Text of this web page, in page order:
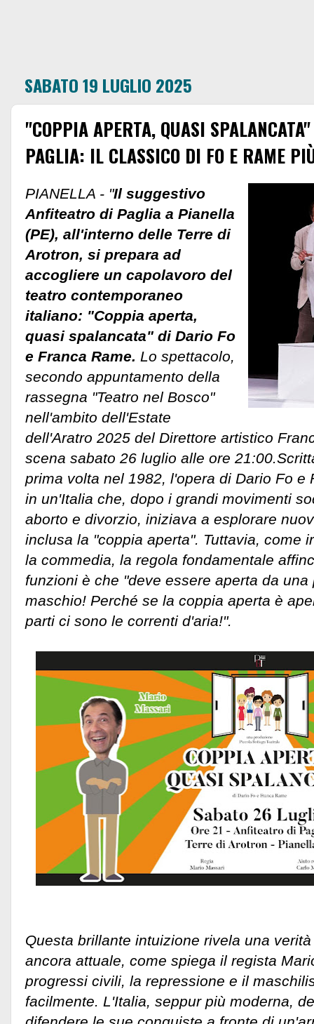
SABATO 19 LUGLIO 2025
"COPPIA APERTA, QUASI
PAGLIA: IL CLASSICO DI FO E RAME
PIANELLA - "Il suggestivo
Anfiteatro di Paglia a Pianella
(PE), all'interno delle Terre di
Arotron, si prepara ad
accogliere un capolavoro del
teatro contemporaneo
italiano: "Coppia aperta,
quasi spalancata" di Dario Fo
e Franca Rame. Lo spettacolo,
secondo appuntamento della
rassegna "Teatro nel Bosco"
nell'ambito dell'Estate
dell'Aratro 2025 del Direttore artistico
scena sabato 26 luglio alle ore 21:00.
prima volta nel 1982, l'opera di Dario Fo e
in un'Italia che, dopo i grandi movimenti
aborto e divorzio, iniziava a esplorare
inclusa la "coppia aperta". Tuttavia, come
la commedia, la regola fondamentale
funzioni è che "deve essere aperta da
maschio! Perché se la coppia aperta è
parti ci sono le correnti d'aria!".
Questa brillante intuizione rivela una
ancora attuale, come spiega il regista
progressi civili, la repressione e il
facilmente. L'Italia, seppur più moderna,